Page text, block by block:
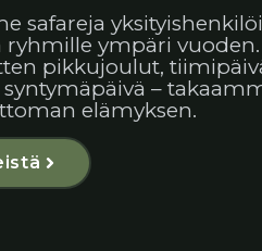
safareja
ryhmille ympäri vuoden.
pikkujoulut,
–
elämyksen.